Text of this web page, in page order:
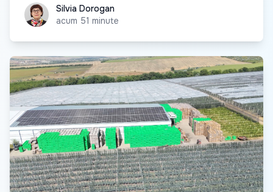
Silvia Dorogan
Silvia Dorogan
acum 51 minute